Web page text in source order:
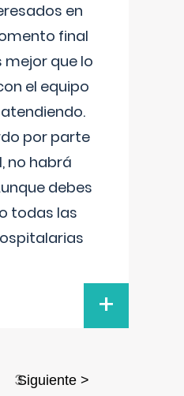
en
final
mejor que lo
el equipo
por parte
no habrá
debes
todas las
+
3Siguiente >